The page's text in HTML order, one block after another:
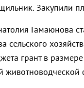
Закупили
Гамаюнова
сельского
грант в